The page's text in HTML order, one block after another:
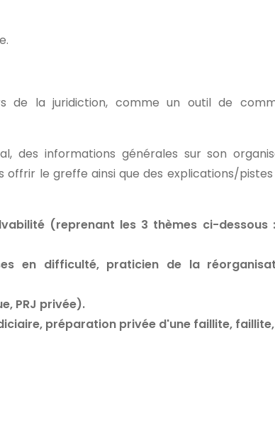
de la juridiction, comme un outil de
des informations générales sur son
offrir le greffe ainsi que des explications/
(reprenant les 3 thèmes ci-dessous
en difficulté, praticien de la
PRJ privée).
préparation privée d'une faillite,